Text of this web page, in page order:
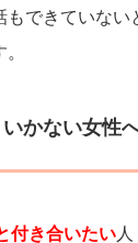
もできていな
かない女性
付き合いたい